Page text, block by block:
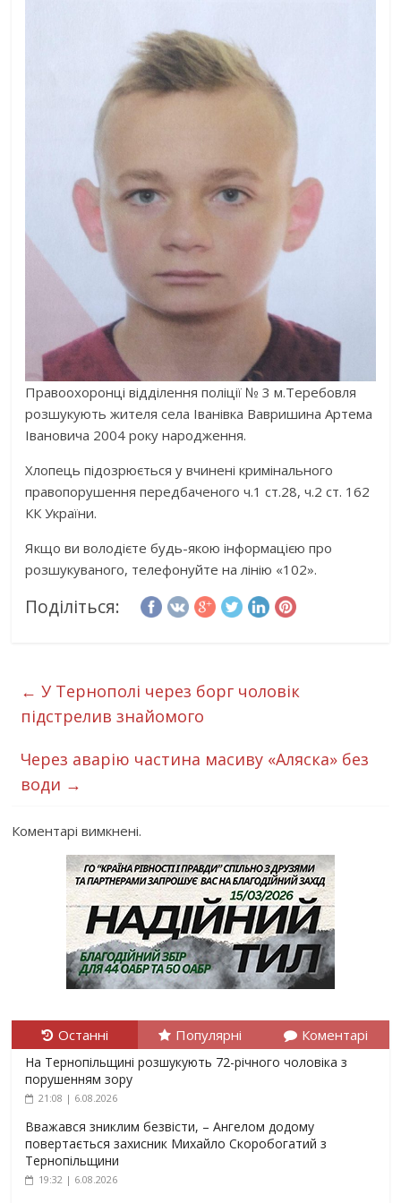
Правоохоронці відділення поліції № 3 м.Теребовля
розшукують жителя села Іванівка Вавришина Артема
Івановича 2004 року народження.
Хлопець підозрюється у вчинені кримінального
правопорушення передбаченого ч.1 ст.28, ч.2 ст. 162
КК України.
Якщо ви володієте будь-якою інформацією про
розшукуваного, телефонуйте на лінію «102».
Поділіться:
← У Тернополі через борг чоловік
підстрелив знайомого
Через аварію частина масиву «Аляска» без
води →
Коментарі вимкнені.
Останні Популярні Коментарі
На Тернопільщині розшукують 72-річного чоловіка з
порушенням зору
21:08 | 6.08.2026
Вважався зниклим безвісти, – Ангелом додому
повертається захисник Михайло Скоробогатий з
Тернопільщини
19:32 | 6.08.2026